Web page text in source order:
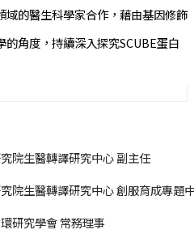
域的醫生科學家合作，藉由基因修飾
角度，持續深入探究SCUBE蛋白
院生醫轉譯研究中心 副主任
院生醫轉譯研究中心 創服育成專題
研究學會 常務理事